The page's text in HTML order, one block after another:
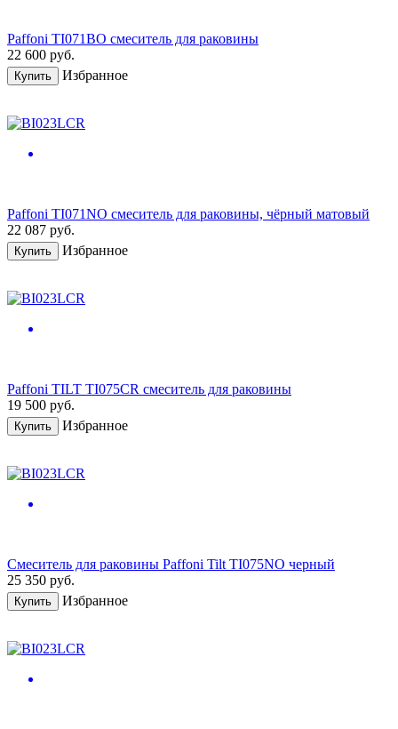
Paffoni TI071BO смеситель для раковины
22 600 руб.
Купить Избранное
Paffoni TI071NO смеситель для раковины, чёрный матовый
22 087 руб.
Купить Избранное
Paffoni TILT TI075CR смеситель для раковины
19 500 руб.
Купить Избранное
Смеситель для раковины Paffoni Tilt TI075NO черный
25 350 руб.
Купить Избранное